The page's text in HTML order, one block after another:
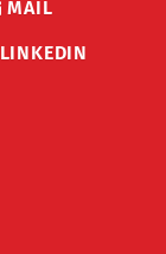
MAIL
LINKEDIN